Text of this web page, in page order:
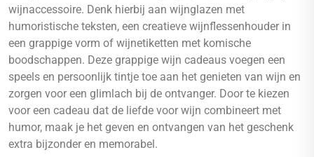
wijnaccessoire. Denk hierbij aan wijnglazen met
humoristische teksten, een creatieve wijnflessenhouder in
een grappige vorm of wijnetiketten met komische
boodschappen. Deze grappige wijn cadeaus voegen een
speels en persoonlijk tintje toe aan het genieten van wijn en
zorgen voor een glimlach bij de ontvanger. Door te kiezen
voor een cadeau dat de liefde voor wijn combineert met
humor, maak je het geven en ontvangen van het geschenk
extra bijzonder en memorabel.